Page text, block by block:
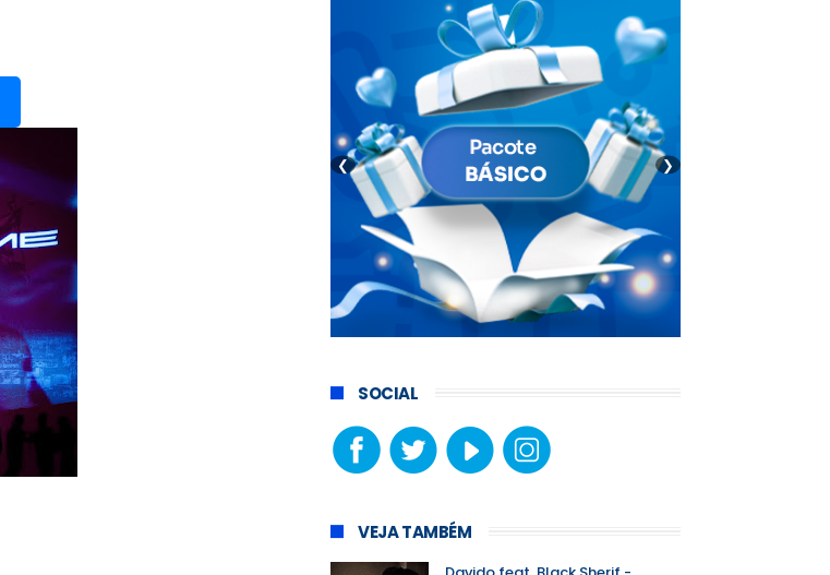
❮ ❯
SOCIAL
VEJA TAMBÉM